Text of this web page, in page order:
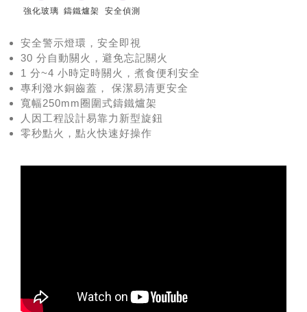
強化玻璃 鑄鐵爐架 安全偵測
安全警示燈環，安全即視
30 分自動關火，避免忘記關火
1 分~4 小時定時關火，煮食便利安全
專利潑水銅齒蓋， 保潔易清更安全
寬幅250mm圈圍式鑄鐵爐架
人因工程設計易靠力新型旋鈕
零秒點火，點火快速好操作